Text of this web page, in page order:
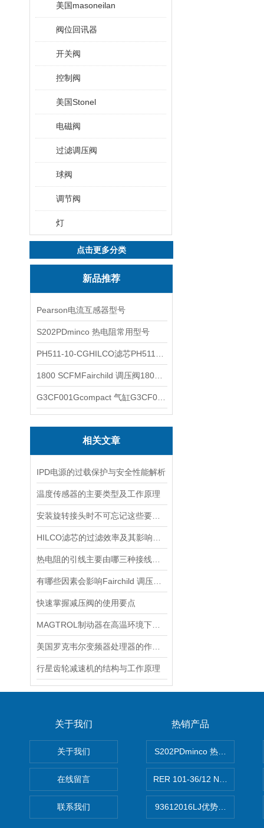
美国masoneilan
阀位回讯器
开关阀
控制阀
美国Stonel
电磁阀
过滤调压阀
球阀
调节阀
灯
点击更多分类
新品推荐
Pearson电流互感器型号
S202PDminco 热电阻常用型号
相关文章
IPD电源的过载保护与安全性能解析
温度传感器的主要类型及工作原理
快速掌握减压阀的使用要点
行星齿轮减速机的结构与工作原理
关于我们
关于我们
在线留言
联系我们
热销产品
S202PDminco 热电阻
RER 101-36/12 NHH离心
93612016LJ优势供应美国